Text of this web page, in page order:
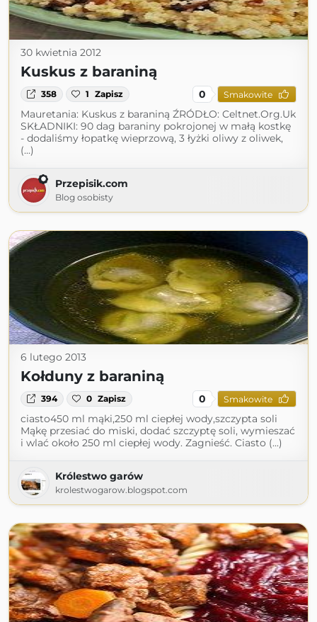
30 kwietnia 2012
Kuskus z baraniną
358 1 Zapisz 0 Smakowite
Mauretania: Kuskus z baraniną ŹRÓDŁO: Celtnet.Org.Uk
SKŁADNIKI: 90 dag baraniny pokrojonej w małą kostkę
- dodaliśmy łopatkę wieprzową, 3 łyżki oliwy z oliwek,
(...)
Przepisik.com
Blog osobisty
6 lutego 2013
Kołduny z baraniną
394 0 Zapisz 0 Smakowite
ciasto450 ml mąki,250 ml ciepłej wody,szczypta soli
Mąkę przesiać do miski, dodać szczyptę soli, wymieszać
i wlać około 250 ml ciepłej wody. Zagnieść. Ciasto (...)
Królestwo garów
krolestwogarow.blogspot.com